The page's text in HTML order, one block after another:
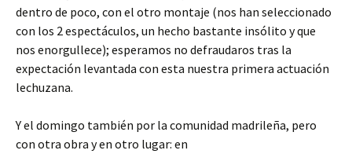
dentro de poco, con el otro montaje (nos han seleccionado
con los 2 espectáculos, un hecho bastante insólito y que
nos enorgullece); esperamos no defraudaros tras la
expectación levantada con esta nuestra primera actuación
lechuzana.
Y el domingo también por la comunidad madrileña, pero
con otra obra y en otro lugar: en